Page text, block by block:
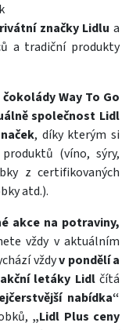
značky Lidlu a
a tradiční produkty
Way To Go
společnost Lidl
, díky kterým si
(víno, sýry,
z certifikovaných
atd.).
akce na potraviny,
vždy v aktuálním
vždyv pondělí a
akční letáky Lidlčítá
nabídka“
„Lidl Plus ceny